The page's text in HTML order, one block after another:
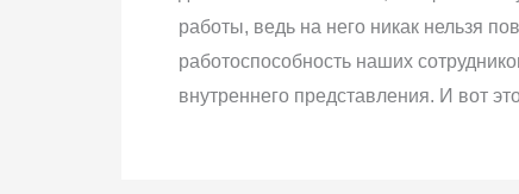
работы, ведь на него никак нельзя
работоспособность наших
внутреннего представления. И вот